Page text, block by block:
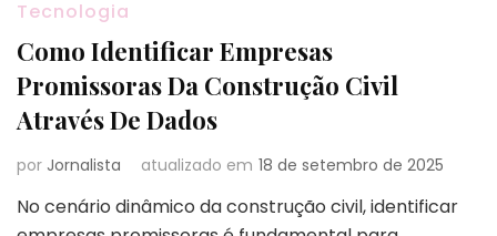
Tecnologia
Como Identificar Empresas
Promissoras Da Construção Civil
Através De Dados
por Jornalista atualizado em 18 de setembro de 2025
No cenário dinâmico da construção civil, identificar